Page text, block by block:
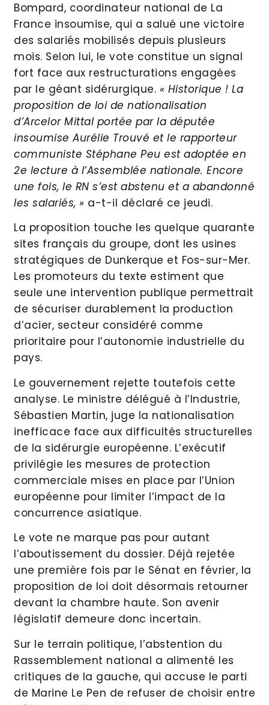
Bompard, coordinateur national de La
France insoumise, qui a salué une victoire
des salariés mobilisés depuis plusieurs
mois. Selon lui, le vote constitue un signal
fort face aux restructurations engagées
par le géant sidérurgique. « Historique ! La
proposition de loi de nationalisation
d’Arcelor Mittal portée par la députée
insoumise Aurélie Trouvé et le rapporteur
communiste Stéphane Peu est adoptée en
2e lecture à l’Assemblée nationale. Encore
une fois, le RN s’est abstenu et a abandonné
les salariés, » a-t-il déclaré ce jeudi.
La proposition touche les quelque quarante
sites français du groupe, dont les usines
stratégiques de Dunkerque et Fos-sur-Mer.
Les promoteurs du texte estiment que
seule une intervention publique permettrait
de sécuriser durablement la production
d’acier, secteur considéré comme
prioritaire pour l’autonomie industrielle du
pays.
Le gouvernement rejette toutefois cette
analyse. Le ministre délégué à l’Industrie,
Sébastien Martin, juge la nationalisation
inefficace face aux difficultés structurelles
de la sidérurgie européenne. L’exécutif
privilégie les mesures de protection
commerciale mises en place par l’Union
européenne pour limiter l’impact de la
concurrence asiatique.
Le vote ne marque pas pour autant
l’aboutissement du dossier. Déjà rejetée
une première fois par le Sénat en février, la
proposition de loi doit désormais retourner
devant la chambre haute. Son avenir
législatif demeure donc incertain.
Sur le terrain politique, l’abstention du
Rassemblement national a alimenté les
critiques de la gauche, qui accuse le parti
de Marine Le Pen de refuser de choisir entre